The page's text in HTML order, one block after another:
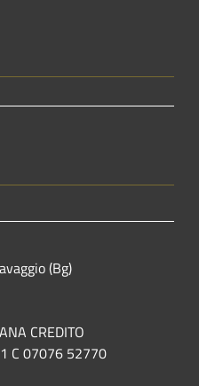
(Bg)
CREDITO
C 07076 52770